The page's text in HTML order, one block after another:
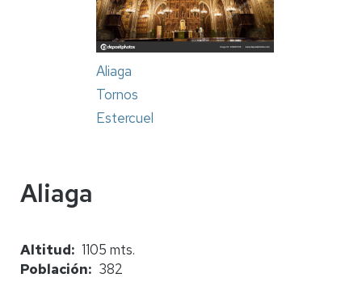
Aliaga
Tornos
Estercuel
Aliaga
Altitud
1105 mts.
Población
382